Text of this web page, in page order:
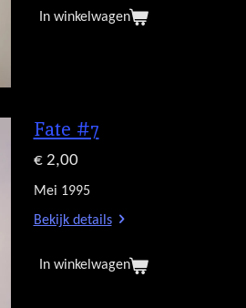
In winkelwagen
Fate #7
€ 2,00
Mei 1995
Bekijk details
In winkelwagen